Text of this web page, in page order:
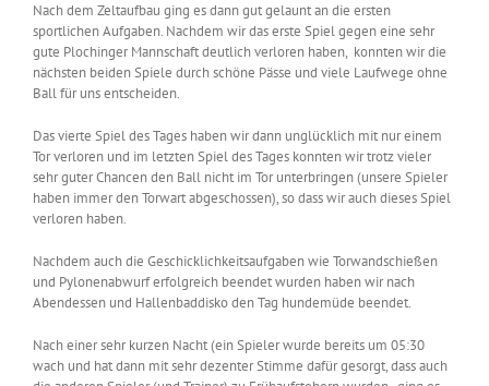
Nach dem Zeltaufbau ging es dann gut gelaunt an die ersten
sportlichen Aufgaben. Nachdem wir das erste Spiel gegen eine sehr
gute Plochinger Mannschaft deutlich verloren haben, konnten wir die
nächsten beiden Spiele durch schöne Pässe und viele Laufwege ohne
Ball für uns entscheiden.
Das vierte Spiel des Tages haben wir dann unglücklich mit nur einem
Tor verloren und im letzten Spiel des Tages konnten wir trotz vieler
sehr guter Chancen den Ball nicht im Tor unterbringen (unsere Spieler
haben immer den Torwart abgeschossen), so dass wir auch dieses Spiel
verloren haben.
Nachdem auch die Geschicklichkeitsaufgaben wie Torwandschießen
und Pylonenabwurf erfolgreich beendet wurden haben wir nach
Abendessen und Hallenbaddisko den Tag hundemüde beendet.
Nach einer sehr kurzen Nacht (ein Spieler wurde bereits um 05:30
wach und hat dann mit sehr dezenter Stimme dafür gesorgt, dass auch